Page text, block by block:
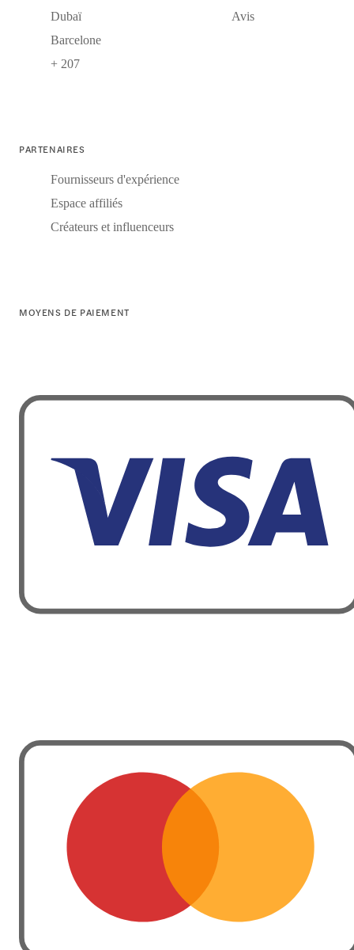
Dubaï
Barcelone
+ 207
Avis
PARTENAIRES
Fournisseurs d'expérience
Espace affiliés
Créateurs et influenceurs
MOYENS DE PAIEMENT